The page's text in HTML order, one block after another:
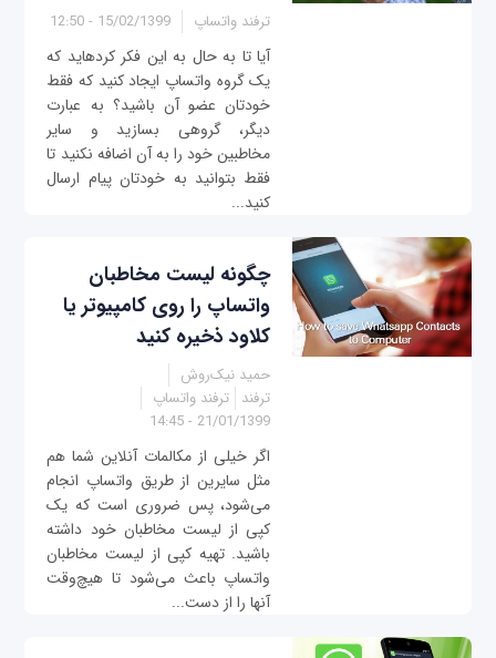
ترفند واتساپ 15/02/1399 - 12:50
آیا تا به حال به این فکر کردهاید که
یک گروه واتساپ ایجاد کنید که فقط
خودتان عضو آن باشید؟ به عبارت
ديگر، گروهی بسازید و سایر
مخاطبین خود را به آن اضافه نکنید تا
فقط بتوانيد به خودتان پیام ارسال
کنید...
چگونه لیست مخاطبان
واتساپ را روی کامپیوتر یا
کلاود ذخیره کنید
حمید نیک‌روش
ترفند ترفند واتساپ
21/01/1399 - 14:45
اگر خیلی از مکالمات آنلاین شما هم
مثل سایرین از طریق واتساپ انجام
می‌شود، پس ضروری است که یک
کپی از لیست مخاطبان خود داشته
باشید. تهیه کپی از لیست مخاطبان
واتساپ باعث می‌شود تا هیچ‌وقت
آنها را از دست...